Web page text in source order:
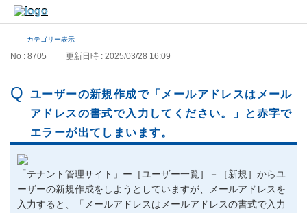
カテゴリー表示
No : 8705 更新日時 : 2025/03/28 16:09
ユーザーの新規作成で「メールアドレスはメール
アドレスの書式で入力してください。」と赤字で
エラーが出てしまいます。
「テナント管理サイト」ー［ユーザー一覧］－［新規］からユ
ーザーの新規作成をしようとしていますが、メールアドレスを
入力すると、「メールアドレスはメールアドレスの書式で入力